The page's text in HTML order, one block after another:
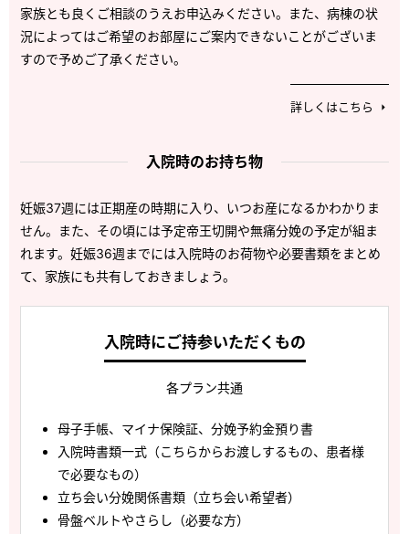
家族とも良くご相談のうえお申込みください。また、病棟の状
況によってはご希望のお部屋にご案内できないことがございま
すので予めご了承ください。
詳しくはこちら
入院時のお持ち物
妊娠37週には正期産の時期に入り、いつお産になるかわかりま
せん。また、その頃には予定帝王切開や無痛分娩の予定が組ま
れます。妊娠36週までには入院時のお荷物や必要書類をまとめ
て、家族にも共有しておきましょう。
入院時にご持参いただくもの
各プラン共通
母子手帳、マイナ保険証、分娩予約金預り書
入院時書類一式（こちらからお渡しするもの、患者様
で必要なもの）
立ち会い分娩関係書類（立ち会い希望者）
骨盤ベルトやさらし（必要な方）